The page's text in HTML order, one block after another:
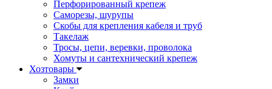
Перфорированный крепеж
Саморезы, шурупы
Скобы для крепления кабеля и труб
Такелаж
Тросы, цепи, веревки, проволока
Хомуты и сантехнический крепеж
Хозтовары
Замки